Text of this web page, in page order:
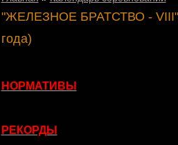
"ЖЕЛЕЗНОЕ БРАТСТВО - VIII"
года)
НОРМАТИВЫ
РЕКОРДЫ